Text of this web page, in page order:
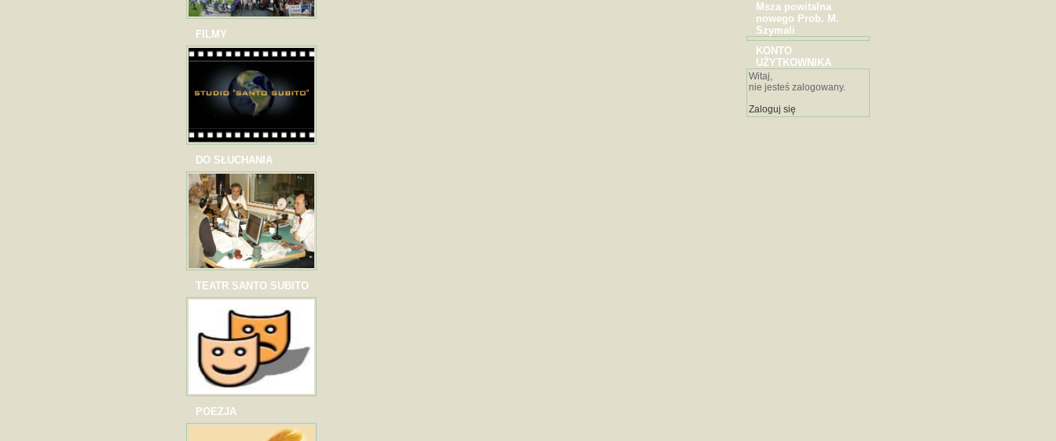
FILMY
DO SŁUCHANIA
TEATR SANTO SUBITO
POEZJA
Msza powitalna
nowego Prob. M.
Szymali
KONTO
UŻYTKOWNIKA
Witaj,
nie jesteś zalogowany.
Zaloguj się